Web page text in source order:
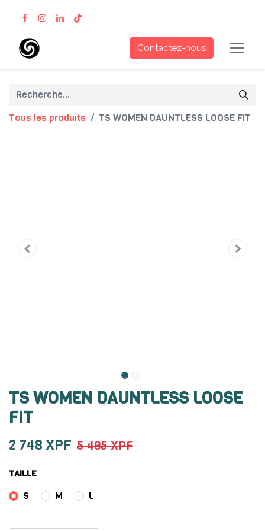
Contactez-nous
Tous les produits TS WOMEN DAUNTLESS LOOSE FIT
TS WOMEN DAUNTLESS LOOSE
FIT
2 748XPF 5 495XPF
TAILLE
S M L